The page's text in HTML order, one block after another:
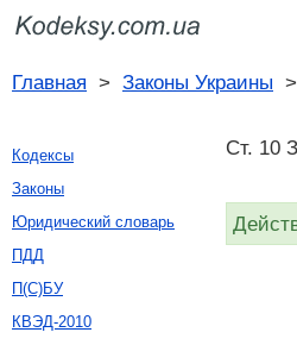
Главная > Законы Украины >
Ст. 10
Кодексы
Законы
Юридический словарь
ПДД
П(С)БУ
КВЭД-2010